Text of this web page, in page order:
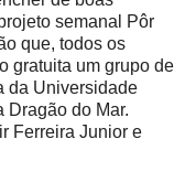
semanal Pôr
que, todos os
gratuita um grupo de
da Universidade
Dragão do Mar.
Ferreira Junior e